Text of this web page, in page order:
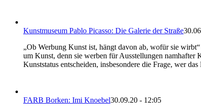
Kunstmuseum Pablo Picasso: Die Galerie der Straße
„Ob Werbung Kunst ist, hängt davon ab, wofür sie
um Kunst, denn sie werben für Ausstellungen namhafter
Kunststatus entscheiden, insbesondere die Frage, wer das
FARB Borken: Imi Knoebel30.09.20 - 12:05